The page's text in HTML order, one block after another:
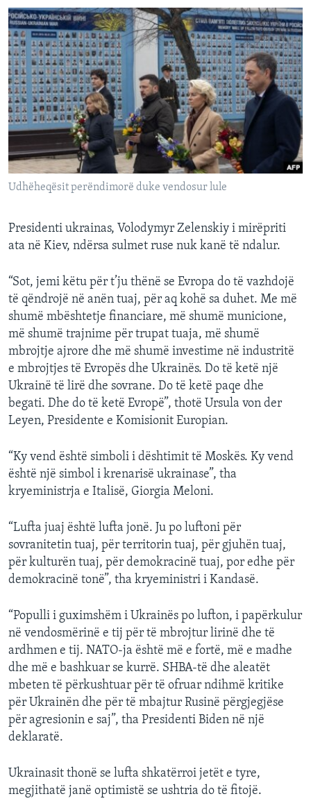
Udhëheqësit perëndimorë duke vendosur lule
Presidenti ukrainas, Volodymyr Zelenskiy i mirëpriti
ata në Kiev, ndërsa sulmet ruse nuk kanë të ndalur.
“Sot, jemi këtu për t’ju thënë se Evropa do të vazhdojë
të qëndrojë në anën tuaj, për aq kohë sa duhet. Me më
shumë mbështetje financiare, më shumë municione,
më shumë trajnime për trupat tuaja, më shumë
mbrojtje ajrore dhe më shumë investime në industritë
e mbrojtjes të Evropës dhe Ukrainës. Do të ketë një
Ukrainë të lirë dhe sovrane. Do të ketë paqe dhe
begati. Dhe do të ketë Evropë”, thotë Ursula von der
Leyen, Presidente e Komisionit Europian.
“Ky vend është simboli i dështimit të Moskës. Ky vend
është një simbol i krenarisë ukrainase”, tha
kryeministrja e Italisë, Giorgia Meloni.
“Lufta juaj është lufta jonë. Ju po luftoni për
sovranitetin tuaj, për territorin tuaj, për gjuhën tuaj,
për kulturën tuaj, për demokracinë tuaj, por edhe për
demokracinë tonë”, tha kryeministri i Kandasë.
“Populli i guximshëm i Ukrainës po lufton, i papërkulur
në vendosmërinë e tij për të mbrojtur lirinë dhe të
ardhmen e tij. NATO-ja është më e fortë, më e madhe
dhe më e bashkuar se kurrë. SHBA-të dhe aleatët
mbeten të përkushtuar për të ofruar ndihmë kritike
për Ukrainën dhe për të mbajtur Rusinë përgjegjëse
për agresionin e saj”, tha Presidenti Biden në një
deklaratë.
Ukrainasit thonë se lufta shkatërroi jetët e tyre,
megjithatë janë optimistë se ushtria do të fitojë.